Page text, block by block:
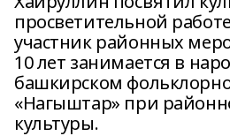
просветительной
участник районных
10 лет занимается в
башкирском
«Нагыштар» при
культуры.